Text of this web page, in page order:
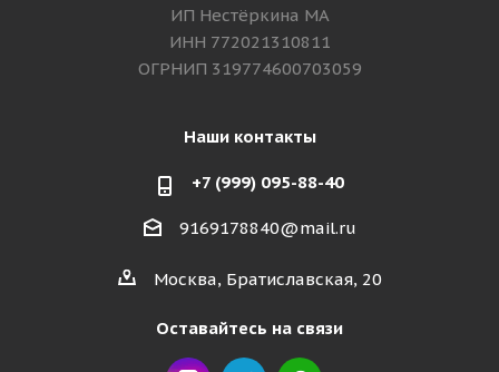
ИП Нестёркина МА
ИНН 772021310811
ОГРНИП 319774600703059
Наши контакты
+7 (999) 095-88-40
9169178840@mail.ru
Москва, Братиславская, 20
Оставайтесь на связи